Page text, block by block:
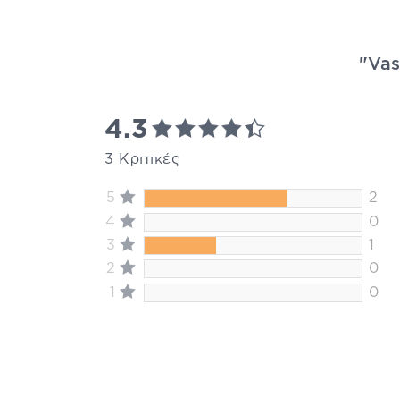
4.3
3 Κριτικές
5
2
4
0
3
1
2
0
1
0